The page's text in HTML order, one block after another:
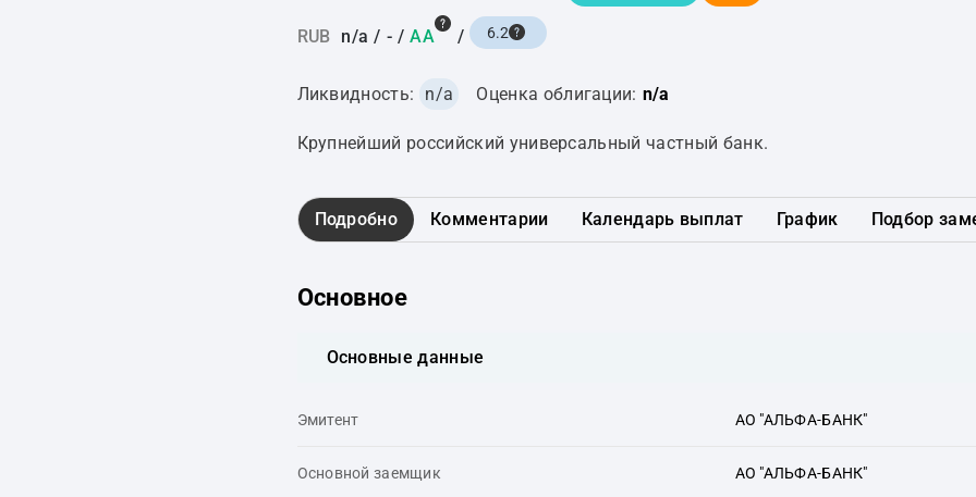
RUB n/a / - / AA / 6.2
Ликвидность: n/a Оценка облигации: n/a
Крупнейший российский универсальный частный банк.
Подробно Комментарии Календарь выплат График Подбор
Основное
Основные данные
Эмитент АО "АЛЬФА-БАНК"
Основной заемщик АО "АЛЬФА-БАНК"